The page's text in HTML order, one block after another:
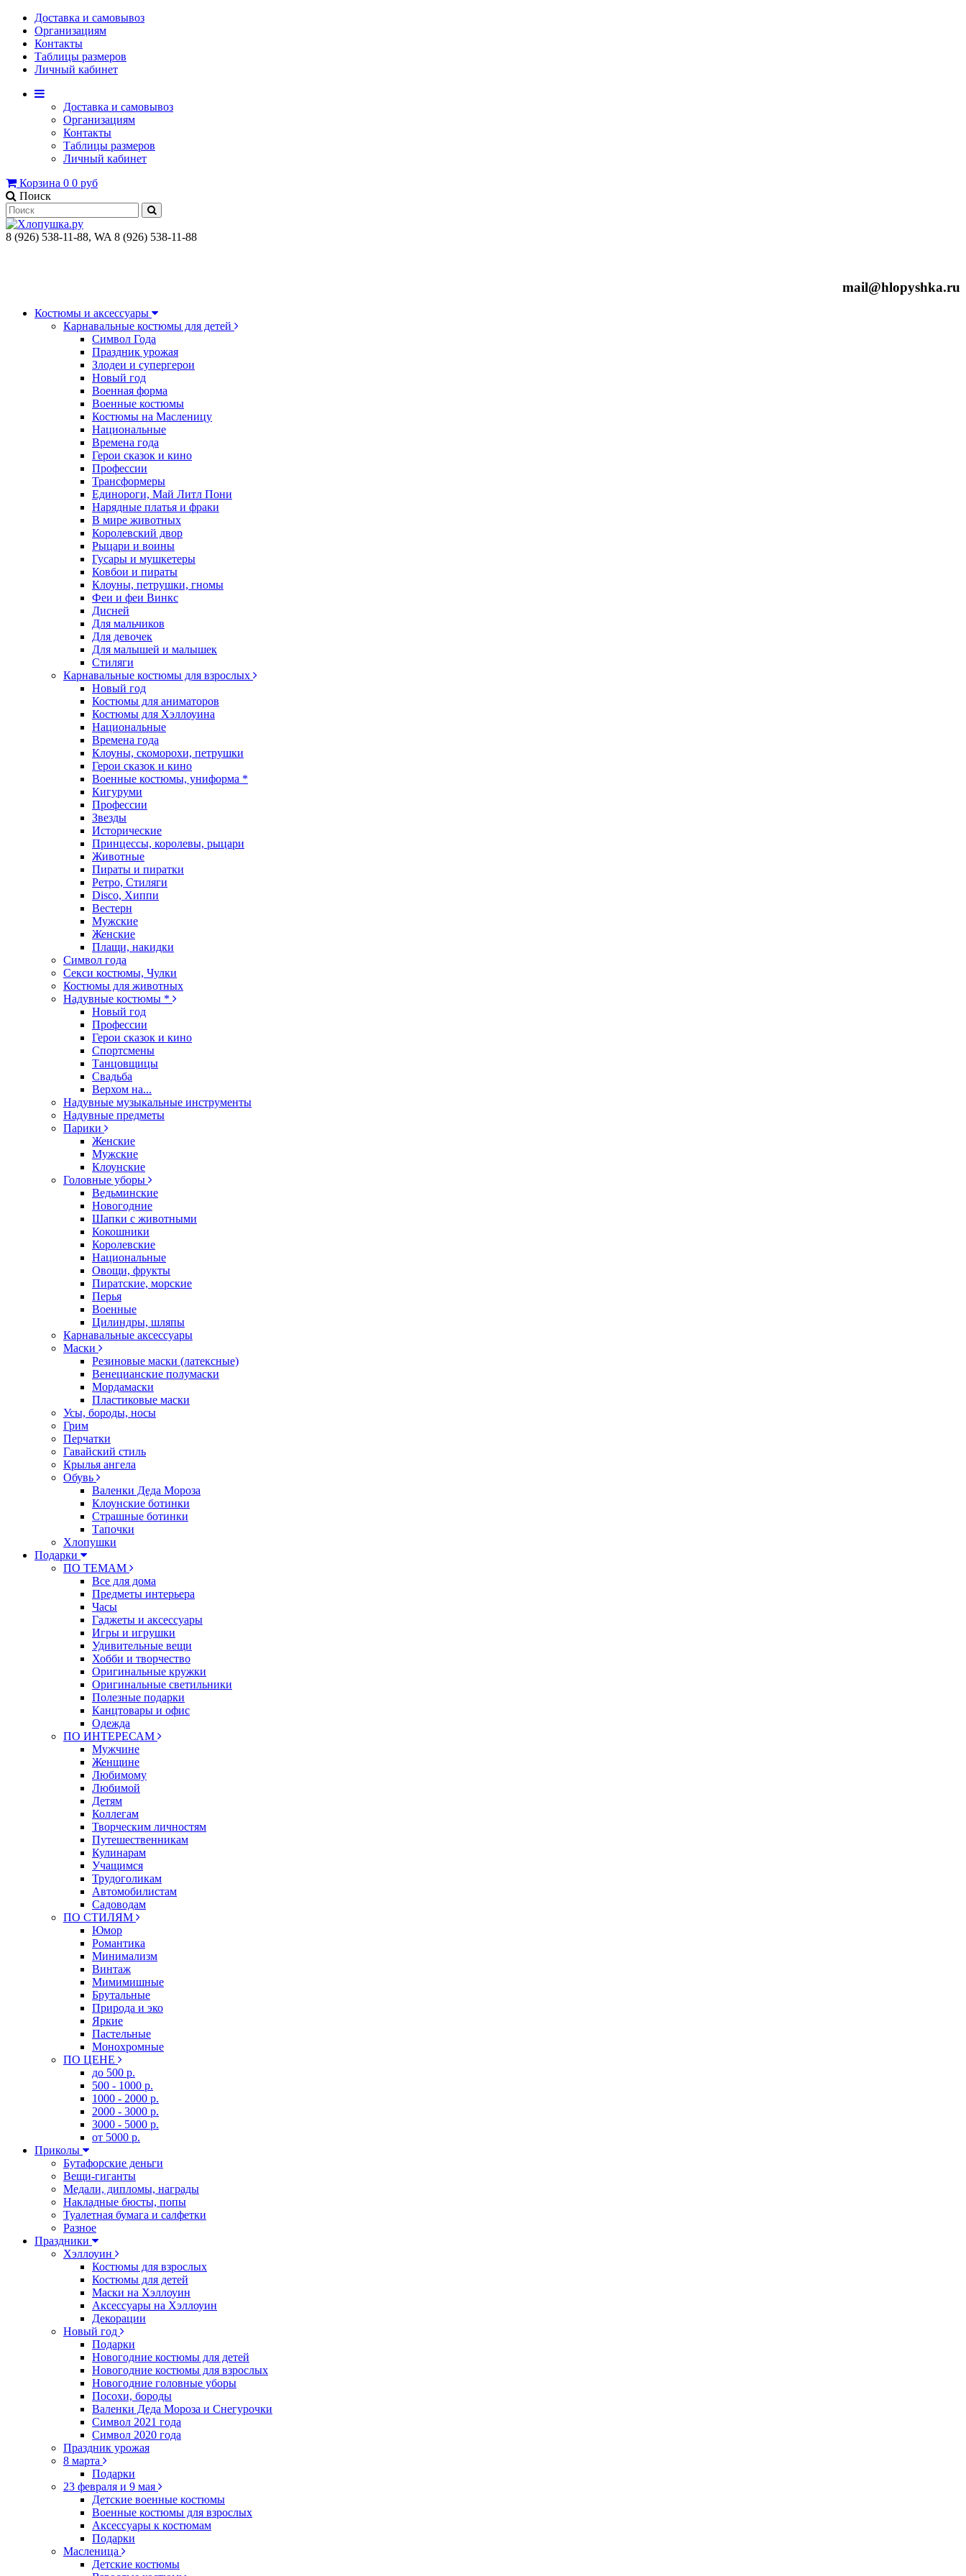
Доставка и самовывоз
Организациям
Контакты
Таблицы размеров
Личный кабинет
Доставка и самовывоз
Организациям
Контакты
Таблицы размеров
Личный кабинет
Корзина 0 0 руб
Поиск
8 (926) 538-11-88, WA 8 (926) 538-11-88
mail@hlopyshka.ru
Костюмы и аксессуары
Карнавальные костюмы для детей
Символ Года
Праздник урожая
Злодеи и супергерои
Новый год
Военная форма
Военные костюмы
Костюмы на Масленицу
Национальные
Времена года
Герои сказок и кино
Профессии
Трансформеры
Единороги, Май Литл Пони
Нарядные платья и фраки
В мире животных
Королевский двор
Рыцари и воины
Гусары и мушкетеры
Ковбои и пираты
Клоуны, петрушки, гномы
Феи и феи Винкс
Дисней
Для мальчиков
Для девочек
Для малышей и малышек
Стиляги
Карнавальные костюмы для взрослых
Новый год
Костюмы для аниматоров
Костюмы для Хэллоуина
Национальные
Времена года
Клоуны, скоморохи, петрушки
Герои сказок и кино
Военные костюмы, униформа *
Кигуруми
Профессии
Звезды
Исторические
Принцессы, королевы, рыцари
Животные
Пираты и пиратки
Ретро, Стиляги
Disco, Хиппи
Вестерн
Мужские
Женские
Плащи, накидки
Символ года
Секси костюмы, Чулки
Костюмы для животных
Надувные костюмы *
Новый год
Профессии
Герои сказок и кино
Спортсмены
Танцовщицы
Свадьба
Верхом на...
Надувные музыкальные инструменты
Надувные предметы
Парики
Женские
Мужские
Клоунские
Головные уборы
Ведьминские
Новогодние
Шапки с животными
Кокошники
Королевские
Национальные
Овощи, фрукты
Пиратские, морские
Перья
Военные
Цилиндры, шляпы
Карнавальные аксессуары
Маски
Резиновые маски (латексные)
Венецианские полумаски
Мордамаски
Пластиковые маски
Усы, бороды, носы
Грим
Перчатки
Гавайский стиль
Крылья ангела
Обувь
Валенки Деда Мороза
Клоунские ботинки
Страшные ботинки
Тапочки
Хлопушки
Подарки
ПО ТЕМАМ
Все для дома
Предметы интерьера
Часы
Гаджеты и аксессуары
Игры и игрушки
Удивительные вещи
Хобби и творчество
Оригинальные кружки
Оригинальные светильники
Полезные подарки
Канцтовары и офис
Одежда
ПО ИНТЕРЕСАМ
Мужчине
Женщине
Любимому
Любимой
Детям
Коллегам
Творческим личностям
Путешественникам
Кулинарам
Учащимся
Трудоголикам
Автомобилистам
Садоводам
ПО СТИЛЯМ
Юмор
Романтика
Минимализм
Винтаж
Мимимишные
Брутальные
Природа и эко
Яркие
Пастельные
Монохромные
ПО ЦЕНЕ
до 500 р.
500 - 1000 р.
1000 - 2000 р.
2000 - 3000 р.
3000 - 5000 р.
от 5000 р.
Приколы
Бутафорские деньги
Вещи-гиганты
Медали, дипломы, награды
Накладные бюсты, попы
Туалетная бумага и салфетки
Разное
Праздники
Хэллоуин
Костюмы для взрослых
Костюмы для детей
Маски на Хэллоуин
Аксессуары на Хэллоуин
Декорации
Новый год
Подарки
Новогодние костюмы для детей
Новогодние костюмы для взрослых
Новогодние головные уборы
Посохи, бороды
Валенки Деда Мороза и Снегурочки
Символ 2021 года
Символ 2020 года
Праздник урожая
8 марта
Подарки
23 февраля и 9 мая
Детские военные костюмы
Военные костюмы для взрослых
Аксессуары к костюмам
Подарки
Масленица
Детские костюмы